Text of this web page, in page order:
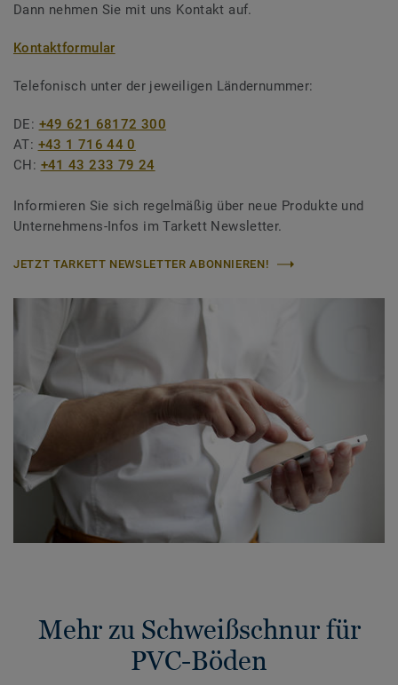
Dann nehmen Sie mit uns Kontakt auf.
Kontaktformular
Telefonisch unter der jeweiligen Ländernummer:
DE: +49 621 68172 300
AT: +43 1 716 44 0
CH: +41 43 233 79 24
Informieren Sie sich regelmäßig über neue Produkte und
Unternehmens-Infos im Tarkett Newsletter.
JETZT TARKETT NEWSLETTER ABONNIEREN!
Mehr zu Schweißschnur für
PVC-Böden